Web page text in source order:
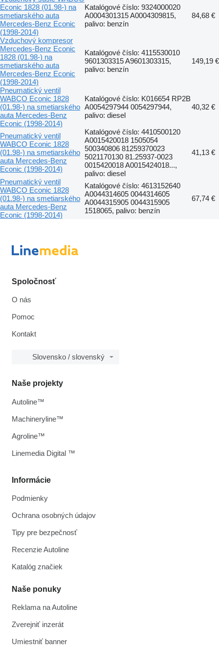
Econic 1828 (01.98-) na
smetiarského auta
Mercedes-Benz Econic
(1998-2014)
Katalógové číslo: 9324000020
A0004301315 A0004309815,
palivo: benzín
84,68 €
Vzduchový kompresor
Mercedes-Benz Econic
1828 (01.98-) na
smetiarského auta
Mercedes-Benz Econic
(1998-2014)
Katalógové číslo: 4115530010
9601303315 A9601303315,
palivo: benzín
149,19 €
Pneumatický ventil
WABCO Econic 1828
(01.98-) na smetiarského
auta Mercedes-Benz
Econic (1998-2014)
Katalógové číslo: K016654 RP2B
A0054297944 0054297944,
palivo: diesel
40,32 €
Pneumatický ventil
WABCO Econic 1828
(01.98-) na smetiarského
auta Mercedes-Benz
Econic (1998-2014)
Katalógové číslo: 4410500120
A0015420018 1505054
500340806 81259370023
5021170130 81.25937-0023
0015420018 A0015424018...,
palivo: diesel
41,13 €
Pneumatický ventil
WABCO Econic 1828
(01.98-) na smetiarského
auta Mercedes-Benz
Econic (1998-2014)
Katalógové číslo: 4613152640
A0044314605 0044314605
A0044315905 0044315905
1518065, palivo: benzín
67,74 €
Spoločnosť
O nás
Pomoc
Kontakt
Slovensko / slovenský
Informácie
Podmienky
Ochrana osobných údajov
Tipy pre bezpečnosť
Recenzie Autoline
Katalóg značiek
Naše ponuky
Reklama na Autoline
Zverejniť inzerát
Umiestniť banner
Naše projekty
Autoline™
Machineryline™
Agroline™
Linemedia Digital ™